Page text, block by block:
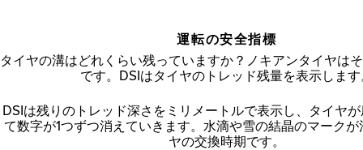
運転の安全指標
タイヤの溝はどれくらい残っていますか？ノキアンタイヤは
です。DSIはタイヤのトレッド残量を表示しま
DSIは残りのトレッド深さをミリメートルで表示し、タイヤ
て数字が1つずつ消えていきます。水滴や雪の結晶のマーク
ヤの交換時期です。